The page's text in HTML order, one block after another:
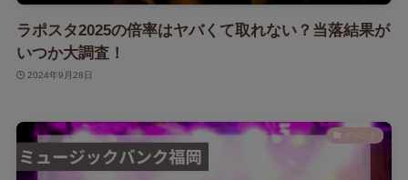
ラポスタ2025の倍率はヤバくて取れない？当落結果が
いつか大調査！
2024年9月28日